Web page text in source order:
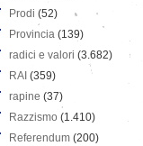
Prodi (52)
Provincia (139)
radici e valori (3.682)
RAI (359)
rapine (37)
Razzismo (1.410)
Referendum (200)